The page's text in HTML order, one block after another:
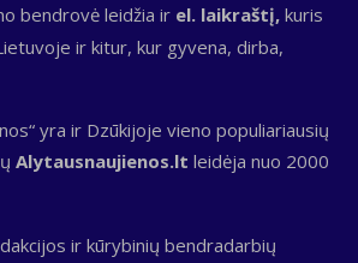
bendrovė leidžia ir el. laikraštį, kuris
ir kitur, kur gyvena, dirba,
yra ir Dzūkijoje vieno populiariausių
Alytausnaujienos.lt leidėja nuo 2000
ir kūrybinių bendradarbių